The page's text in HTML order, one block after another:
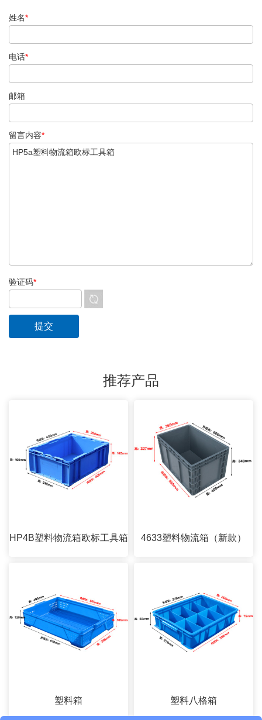
姓名*
电话*
邮箱
留言内容*
验证码*
推荐产品
HP4B塑料物流箱欧标工具箱 4633塑料物流箱（新款）
塑料箱 塑料八格箱